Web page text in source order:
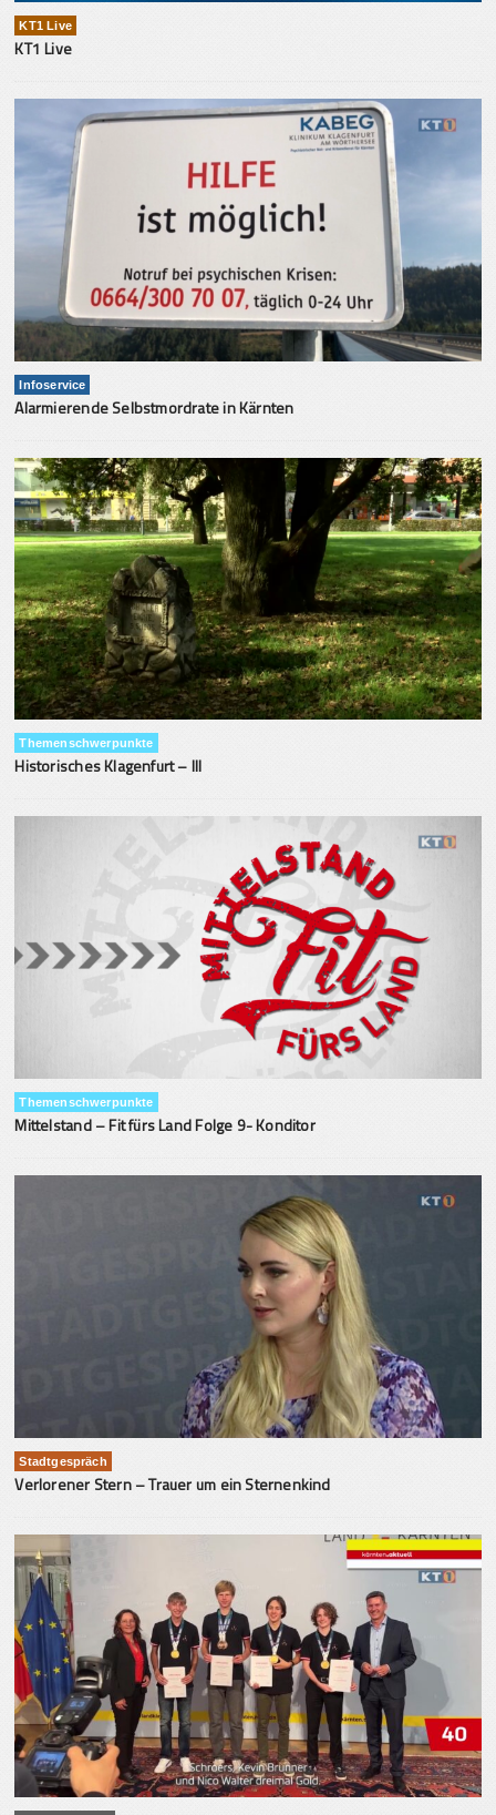
KT1 Live
KT1 Live
Infoservice
Alarmierende Selbstmordrate in Kärnten
Themenschwerpunkte
Historisches Klagenfurt – III
Themenschwerpunkte
Mittelstand – Fit fürs Land Folge 9- Konditor
Stadtgespräch
Verlorener Stern – Trauer um ein Sternenkind